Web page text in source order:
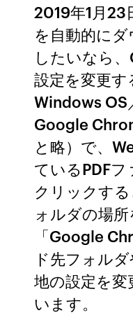
2019年1月23
を自動的に
したいなら
設定を変更す
Windows OS
Google
と略）で、
ているPDF
クリックす
ォルダの場所
「Google
ド先フォル
地の設定を
います。